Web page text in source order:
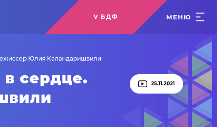
V БДФ МЕНЮ
Юлия Каландаришвили
сердце.
25.11.2021